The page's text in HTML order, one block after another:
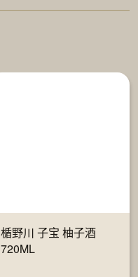
楯野川 子宝 柚子酒
720ML